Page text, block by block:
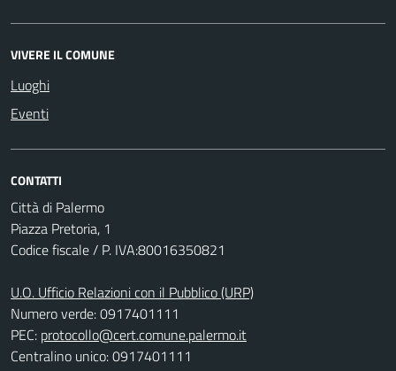
VIVERE IL COMUNE
Luoghi
Eventi
CONTATTI
Città di Palermo
Piazza Pretoria, 1
Codice fiscale / P. IVA:80016350821
U.O. Ufficio Relazioni con il Pubblico (URP)
Numero verde: 0917401111
PEC: protocollo@cert.comune.palermo.it
Centralino unico: 0917401111